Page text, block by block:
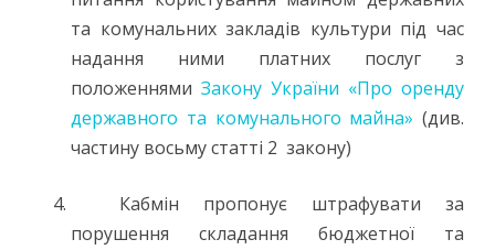
та комунальних закладів культури під час
надання ними платних послуг з
положеннями Закону України «Про оренду
державного та комунального майна» (див.
частину восьму статті 2 закону)
Кабмін пропонує штрафувати за
порушення складання бюджетної та